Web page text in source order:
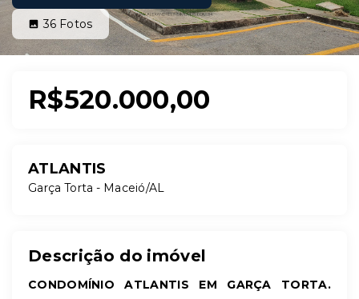
36 Fotos
R$520.000,00
ATLANTIS
Garça Torta - Maceió/AL
Descrição do imóvel
CONDOMÍNIO ATLANTIS EM GARÇA TORTA.